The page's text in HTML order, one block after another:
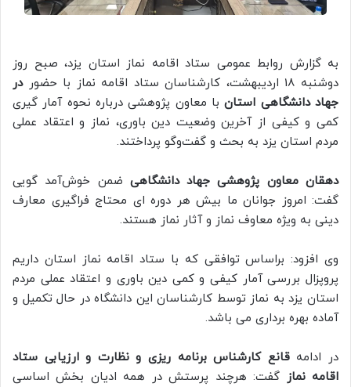
به گزارش روابط عمومی ستاد اقامه نماز استان یزد، صبح روز
دوشنبه 18 اردیبهشت، کارشناسان ستاد اقامه نماز با حضور
در
جهاد دانشگاهی استان با معاون پژوهشی درباره نحوه آمار گیری
کمی و کیفی از آخرین وضعیت دین باوری، نماز و اعتقاد عملی
مردم استان یزد به بحث و گفت‌وگو پرداختند.
دهقان معاون پژوهشی جهاد دانشگاهی ضمن خوش‌آمد گویی
گفت: امروز جوانان ما بیش هر دوره ای محتاج فراگیری معارف
دینی به ویژه معاوف نماز و آثار نماز هستند.
وی افزود: براساس توافقی که با ستاد اقامه نماز استان داریم
پروپزال بررسی آمار کیفی و کمی دین باوری و اعتقاد عملی مردم
استان یزد به نماز توسط کارشناسان این دانشگاه در حال تکمیل و
آماده بهره برداری می باشد.
در ادامهقانع کارشناس برنامه ریزی و نظارت و ارزیابی ستاد
اقامه نماز گفت: هرچند پرستش در همه ادیان بخش اساسی